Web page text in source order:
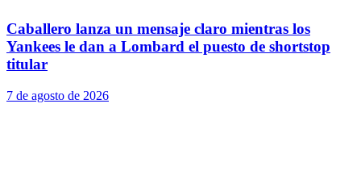
Caballero lanza un mensaje claro mientras los
Yankees le dan a Lombard el puesto de shortstop
titular
7 de agosto de 2026